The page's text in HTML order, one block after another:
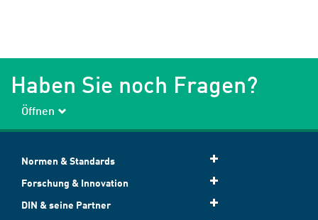
Haben Sie noch Fragen?
Öffnen
Normen & Standards
Forschung & Innovation
DIN & seine Partner